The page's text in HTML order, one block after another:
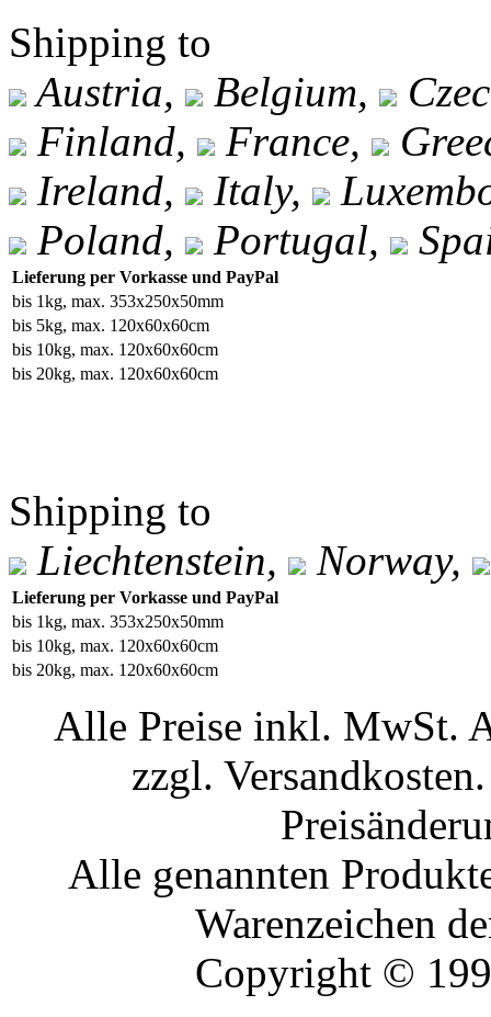
Shipping to
Austria,
Belgium,
Finland,
France,
Ireland,
Italy,
Poland,
Portugal,
Lieferung per Vorkasse und PayPal
bis 1kg, max. 353x250x50mm
bis 5kg, max. 120x60x60cm
bis 10kg, max. 120x60x60cm
bis 20kg, max. 120x60x60cm
Shipping to
Liechtenstein,
Norway,
Lieferung per Vorkasse und PayPal
bis 1kg, max. 353x250x50mm
bis 10kg, max. 120x60x60cm
bis 20kg, max. 120x60x60cm
Alle Preise inkl. MwSt.
zzgl.
Alle genannten
Warenzeichen
Copyright ©